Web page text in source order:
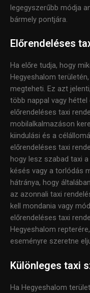
legegyszerűbb módja
bármely pontjára.
Előrendeléses
Ha előre tudja, hogy
Hegyeshalom
megteheti. Ez azt
több nappal vagy
előrendeléses taxi
mobilalkalmazáson
kiindulási és a
előrendeléses taxi
hogy lesz szabad taxi
késés vagy a torlódás
hátránya, hogy
az azonnali taxi
kell mondania vagy
előrendeléses taxi
Hegyeshalom
eseményre szeretne
Különleges taxi
Ha Hegyeshalom